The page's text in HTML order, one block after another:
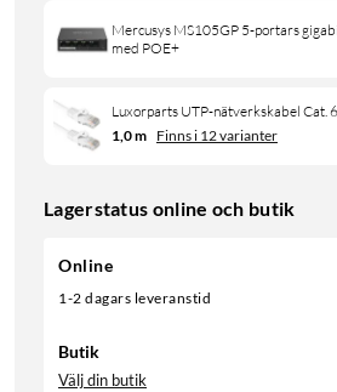
Mercusys MS105GP 5-portars
med POE+
Luxorparts UTP-nätverkskabel Cat.
1,0 m Finns i 12 varianter
Lagerstatus online och butik
Online
1-2 dagars leveranstid
Butik
Välj din butik